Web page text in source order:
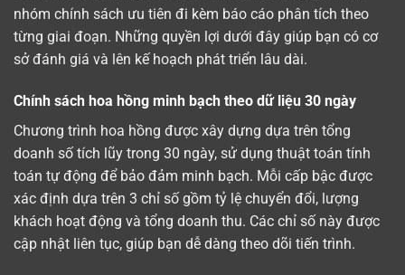
nhóm chính sách ưu tiên đi kèm báo cáo phân tích theo
từng giai đoạn. Những quyền lợi dưới đây giúp bạn có cơ
sở đánh giá và lên kế hoạch phát triển lâu dài.
Chính sách hoa hồng minh bạch theo dữ liệu 30 ngày
Chương trình hoa hồng được xây dựng dựa trên tổng
doanh số tích lũy trong 30 ngày, sử dụng thuật toán tính
toán tự động để bảo đảm minh bạch. Mỗi cấp bậc được
xác định dựa trên 3 chỉ số gồm tỷ lệ chuyển đổi, lượng
khách hoạt động và tổng doanh thu. Các chỉ số này được
cập nhật liên tục, giúp bạn dễ dàng theo dõi tiến trình.